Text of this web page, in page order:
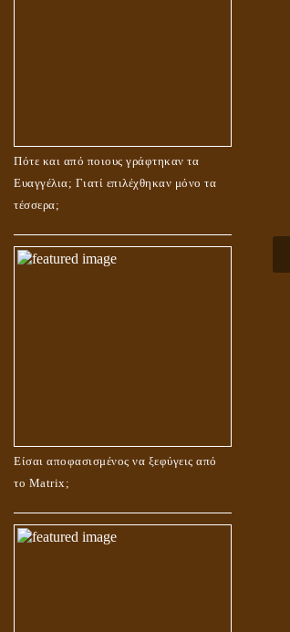
Πότε και από ποιους γράφτηκαν τα
Ευαγγέλια; Γιατί επιλέχθηκαν μόνο τα
τέσσερα;
Είσαι αποφασισμένος να ξεφύγεις από
το Matrix;